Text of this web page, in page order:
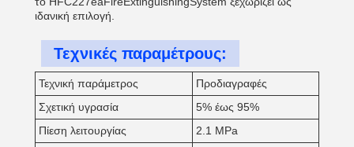
ιδανική επιλογή.
Τεχνικές παραμέτρους:
Τεχνική παράμετρος
Προδιαγραφές
Σχετική υγρασία
5% έως 95%
Πίεση λειτουργίας
2.1 MPa